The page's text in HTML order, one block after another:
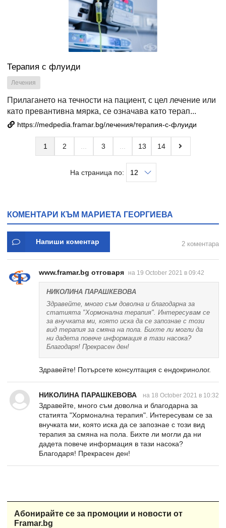
Терапия с флуиди
Лечения
Прилагането на течности на пациент, с цел лечение или
като превантивна мярка, се означава като терап...
https://medpedia.framar.bg/лечения/терапия-с-флуиди
1 2 3 13 14
На страница по:
КОМЕНТАРИ КЪМ МАРИЕТА ГЕОРГИЕВА
Напиши коментар 2 коментара
www.framar.bg отговаря на 19 October 2021 в 09:42
НИКОЛИНА ПАРАШКЕВОВА
Здравейте, много съм доволна и благодарна за
статията "Хормонална терапия". Интересувам се
за внучката ми, която иска да се запознае с този
вид терапия за смяна на пола. Бихте ли могли да
ни дадета повече информация в тази насока?
Благодаря! Прекрасен ден!
Здравейте! Потърсете консултация с ендокринолог.
НИКОЛИНА ПАРАШКЕВОВА на 18 October 2021 в 10:32
Здравейте, много съм доволна и благодарна за
статията "Хормонална терапия". Интересувам се за
внучката ми, която иска да се запознае с този вид
терапия за смяна на пола. Бихте ли могли да ни
дадета повече информация в тази насока?
Благодаря! Прекрасен ден!
Абонирайте се за промоции и новости от
Framar.bg